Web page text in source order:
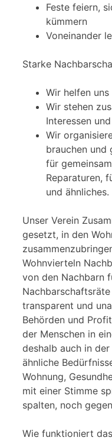
Feste feiern,
kümmern
Voneinander
Starke
Wir helfen
Wir stehen
Interessen
Wir
brauchen und
für
Reparaturen,
und ähnliches.
Unser Verein
gesetzt, in den
Wohnvierteln
von den Nachbarn
transparent und
Behörden und
der Menschen in
deshalb auch in
ähnliche
Wohnung,
mit einer Stimme
spalten, noch
Wie funktioniert